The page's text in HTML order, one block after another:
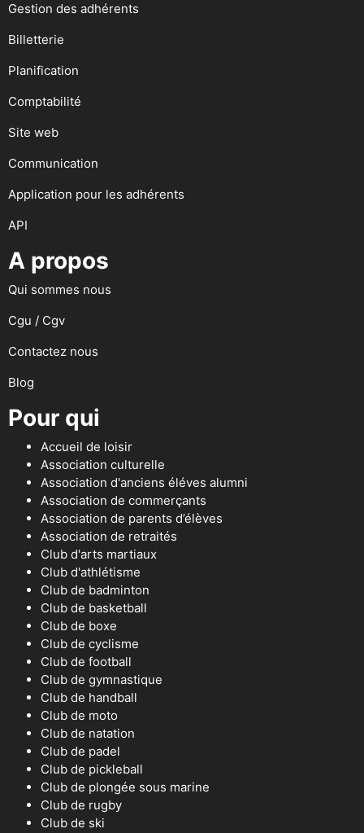
Gestion des adhérents
Billetterie
Planification
Comptabilité
Site web
Communication
Application pour les adhérents
API
A propos
Qui sommes nous
Cgu / Cgv
Contactez nous
Blog
Pour qui
Accueil de loisir
Association culturelle
Association d'anciens éléves alumni
Association de commerçants
Association de parents d’élèves
Association de retraités
Club d'arts martiaux
Club d'athlétisme
Club de badminton
Club de basketball
Club de boxe
Club de cyclisme
Club de football
Club de gymnastique
Club de handball
Club de moto
Club de natation
Club de padel
Club de pickleball
Club de plongée sous marine
Club de rugby
Club de ski